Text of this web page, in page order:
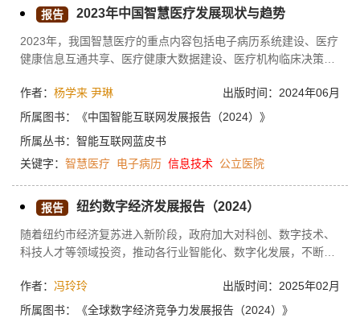
道、评述、总结等公开数据，建立了聚焦我国风险治理和应急管
理信息化建设的媒体报告数据库，借助第二代大语言模型和自然
语言处理技术，对这些文本数据进行解读和梳理，以期从媒体公
开数据视角分析我国2023年风险治理信息化建设的现状、环境、
析，总结国际经验和教训，为我国风险治理信息化建设提供参
考。
报告 2023年中国智慧医疗发展现状与趋势
2023年，我国智慧医疗的重点内容包括电子病历系统建设、医疗
健康信息互通共享、医疗健康大数据建设、医疗机构临床决策支
应用场景包括辅助诊疗、大数据及信息平台建设、个体化药学、
智慧护理、远程医疗和互联网诊疗等。
出版时间：2024年06月
作者： 杨学来 尹琳
所属图书：
《中国智能互联网发展报告（2024）》
所属丛书： 智能互联网蓝皮书
关键字： 智慧医疗 电子病历 信息技术 公立医院
报告 纽约数字经济发展报告（2024）
随着纽约市经济复苏进入新阶段，政府加大对科创、数字技术、
科技人才等领域投资，推动各行业智能化、数字化发展，不断增
数字基础设施、信息行业、ICT制造业、ICT融合行业、独角兽企
业等方面介绍纽约数字经济发展概况，接着从数字基础和治理竞
出版时间：2025年02月
作者： 冯玲玲
所属图书：
《全球数字经济竞争力发展报告（2024）》